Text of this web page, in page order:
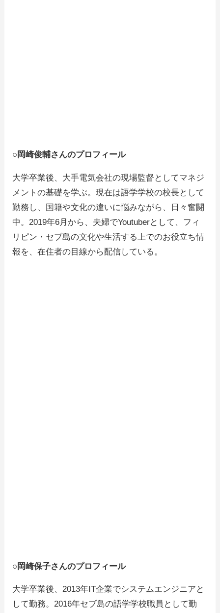
○岡崎俊輔さんのプロフィール
大学卒業後、大手電気会社の現場監督としてマネジ
メントの基礎を学ぶ。現在は語学学校の校長として
勤務し、国籍や文化の違いに悩みながら、日々奮闘
中。2019年6月から、夫婦でYoutuberとして、フィ
リピン・セブ島の文化や生活する上でのお役立ち情
報を、在住者の目線から配信している。
○岡崎保子さんのプロフィール
大学卒業後、2013年IT企業でシステムエンジニアと
して勤務。2016年セブ島の語学学校職員として勤